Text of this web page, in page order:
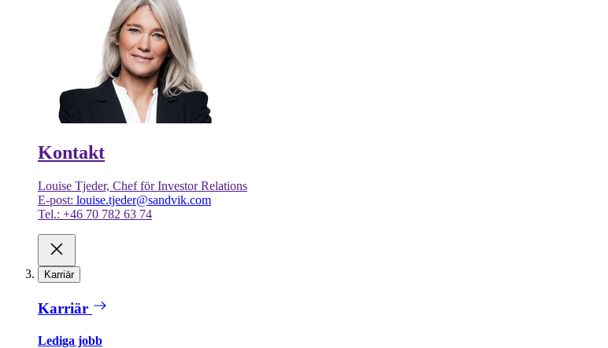
Kontakt
Louise Tjeder, Chef för Investor Relations
E-post: louise.tjeder@sandvik.com
Tel.: +46 70 782 63 74
Karriär
Karriär
Lediga jobb